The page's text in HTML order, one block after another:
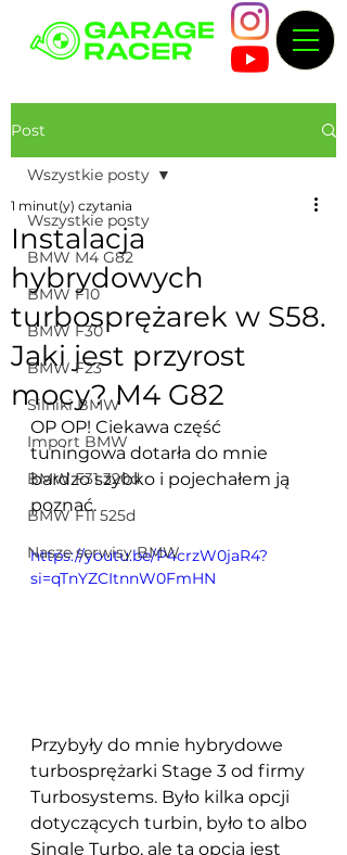
Post
Wszystkie posty
BMW M4 G82
BMW F10
BMW F30
BMW F23
Silniki BMW
Import BMW
BMW F31 320d
BMW F11 525d
Nasze serwisy BMW
Wszystkie posty
Instalacja
hybrydowych
turbosprężarek w S58.
Jaki jest przyrost
mocy? M4 G82
1 minut(y) czytania
OP OP! Ciekawa część
tuningowa dotarła do mnie
bardzo szybko i pojechałem ją
poznać.
https://youtu.be/P4crzW0jaR4?
si=qTnYZCItnnW0FmHN
Przybyły do mnie hybrydowe
turbosprężarki Stage 3 od firmy
Turbosystems. Było kilka opcji
dotyczących turbin, było to albo
Single Turbo, ale ta opcja jest